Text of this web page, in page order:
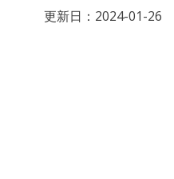
更新日： 2024-01-26